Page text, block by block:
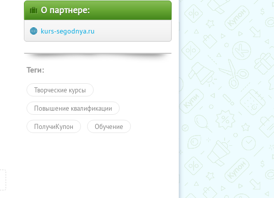
О партнере:
kurs-segodnya.ru
Теги:
Творческие курсы
Повышение квалификации
ПолучиКупон Обучение